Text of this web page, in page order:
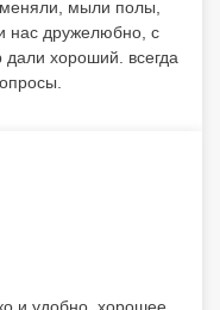
и удобно, хорошее
свои недочеты по
спа-центр, массаж,
Минусы: Шезлонги
в номере до 13:00
смена